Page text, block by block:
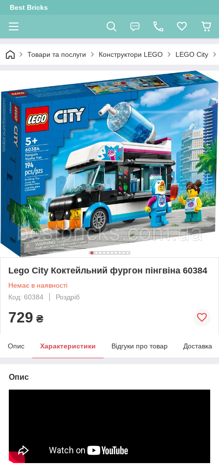
Best Bricks
Товари та послуги Конструктори LEGO LEGO City
Lego City Коктейльний фургон пінгвіна 60384
Немає в наявності
Код: 60384
Роздріб
729 ₴
Опис Характеристики Відгуки про товар Доставка
Опис